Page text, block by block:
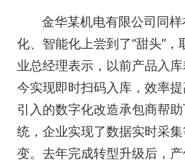
金华某机电有限公司同
化、智能化上尝到了“甜头”
业总经理表示，以前产品入
今实现即时扫码入库，效率
引入的数字化改造承包商帮
统，企业实现了数据实时采
变。去年完成转型升级后，产